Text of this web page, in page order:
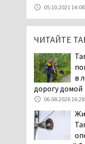
Тагиле
упали на
07.08.2026 11:28
05.10.2021 14:08
ЧИТАЙТЕ
в
дорогу домой
06.08.2026 16:28